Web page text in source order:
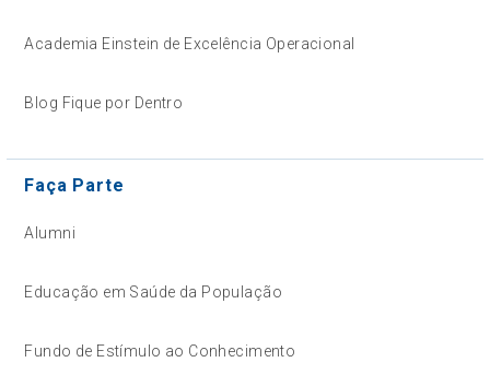
Academia Einstein de Excelência Operacional
Blog Fique por Dentro
Faça Parte
Alumni
Educação em Saúde da População
Fundo de Estímulo ao Conhecimento